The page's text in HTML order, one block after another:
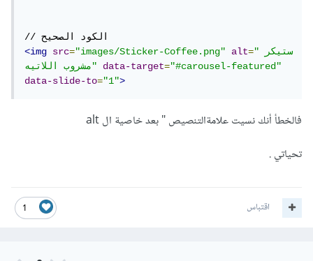
<img
src="images/Sticker-Coffee.png" alt="ستيكر
مشروب اللاتيه"
data-target="#carousel-featured"
data-slide-to="1">
فالخطأ أنك نسيت علامةالتنصيص " بعد خاصية ال alt
تحياتي .
1 اقتباس